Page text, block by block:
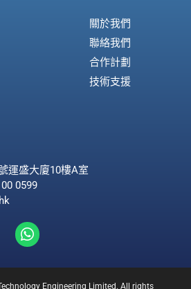
關於我們
聯絡我們
合作計劃
技術支援
運盛大廈10樓A室
0599
Engineering Limited. All rights